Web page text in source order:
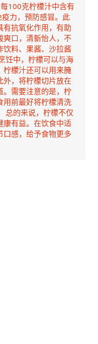
100克柠檬汁中含有
力，预防感冒。此
有抗氧化作用，有助
爽口，清新怡人，不
饮料、果酱、沙拉酱
饪中，柠檬可以与海
柠檬汁还可以用来腌
外，将柠檬切片放在
。需要注意的是，柠
用前最好将柠檬清洗
总的来说，柠檬不仅
康有益。在饮食中适
口感，给予食物更多